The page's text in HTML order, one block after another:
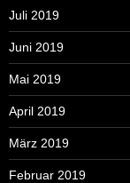
Juli 2019
Juni 2019
Mai 2019
April 2019
März 2019
Februar 2019